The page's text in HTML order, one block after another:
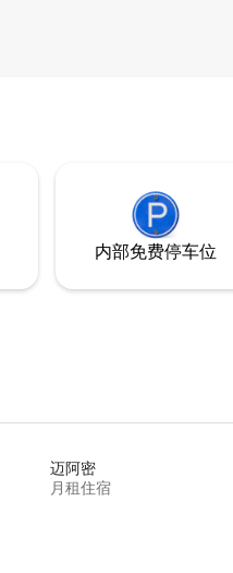
内部免费停车位
迈阿密
月租住宿